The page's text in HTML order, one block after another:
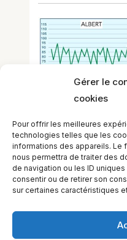
Gérer le
cookies
Pour offrir les meilleures
technologies telles que les
informations des appareils. Le
nous permettra de traiter des
de navigation ou les ID
consentir ou de retirer son
sur certaines caractéristiques
You
start the